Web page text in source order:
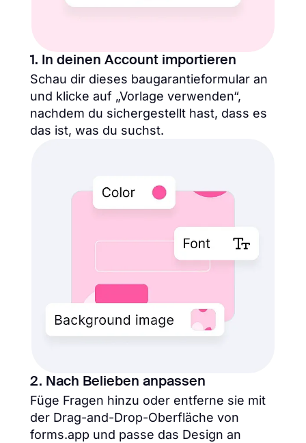
1. In deinen Account importieren
Schau dir dieses baugarantieformular an
und klicke auf „Vorlage verwenden“,
nachdem du sichergestellt hast, dass es
das ist, was du suchst.
2. Nach Belieben anpassen
Füge Fragen hinzu oder entferne sie mit
der Drag-and-Drop-Oberfläche von
forms.app und passe das Design an